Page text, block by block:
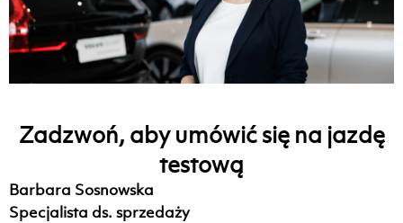
Zadzwoń, aby umówić się na jazdę
testową
Barbara Sosnowska
Specjalista ds. sprzedaży